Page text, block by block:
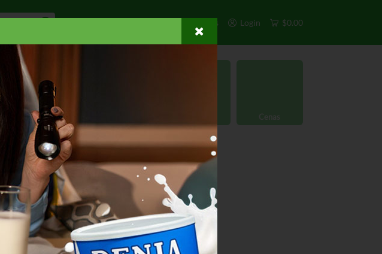
Otros Login $0.00
Deli y Bakery